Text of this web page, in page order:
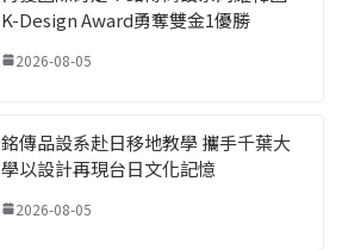
K-Design Award勇奪雙金1優勝
2026-08-05
銘傳品設系赴日移地教學 攜手千葉大
學以設計再現台日文化記憶
2026-08-05